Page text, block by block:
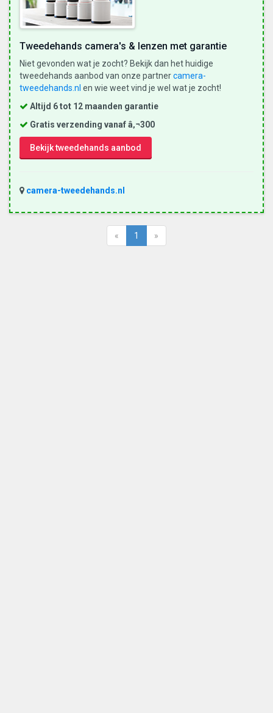
Tweedehands camera's & lenzen met garantie
Niet gevonden wat je zocht? Bekijk dan het huidige
tweedehands aanbod van onze partnercamera-
tweedehands.nl en wie weet vind je wel wat je zocht!
Altijd 6 tot 12 maanden garantie
Gratis verzending vanaf â‚¬300
Bekijk tweedehands aanbod
camera-tweedehands.nl
« 1 »